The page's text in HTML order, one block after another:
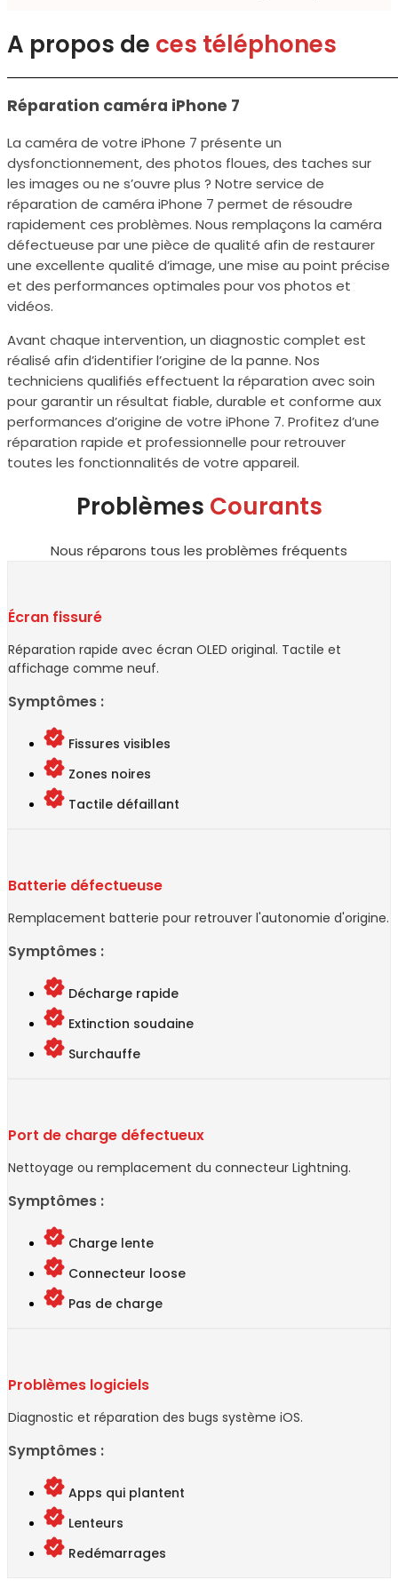
A propos de ces téléphones
Réparation caméra iPhone 7
La caméra de votre iPhone 7 présente un
dysfonctionnement, des photos floues, des taches sur
les images ou ne s’ouvre plus ? Notre service de
réparation de caméra iPhone 7 permet de résoudre
rapidement ces problèmes. Nous remplaçons la caméra
défectueuse par une pièce de qualité afin de restaurer
une excellente qualité d’image, une mise au point précise
et des performances optimales pour vos photos et
vidéos.
Avant chaque intervention, un diagnostic complet est
réalisé afin d’identifier l’origine de la panne. Nos
techniciens qualifiés effectuent la réparation avec soin
pour garantir un résultat fiable, durable et conforme aux
performances d’origine de votre iPhone 7. Profitez d’une
réparation rapide et professionnelle pour retrouver
toutes les fonctionnalités de votre appareil.
Problèmes Courants
Nous réparons tous les problèmes fréquents
Écran fissuré
Réparation rapide avec écran OLED original. Tactile et
affichage comme neuf.
Symptômes :
Fissures visibles
Zones noires
Tactile défaillant
Batterie défectueuse
Remplacement batterie pour retrouver l'autonomie d'origine.
Symptômes :
Décharge rapide
Extinction soudaine
Surchauffe
Port de charge défectueux
Nettoyage ou remplacement du connecteur Lightning.
Symptômes :
Charge lente
Connecteur loose
Pas de charge
Problèmes logiciels
Diagnostic et réparation des bugs système iOS.
Symptômes :
Apps qui plantent
Lenteurs
Redémarrages